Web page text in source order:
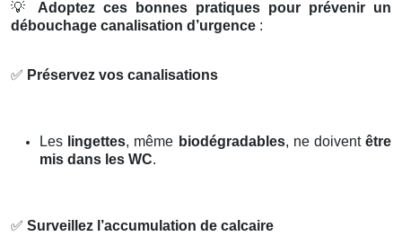
💡
Adoptez ces bonnes pratiques pour prévenir un
débouchage canalisation d’urgence :
✅ Préservez vos canalisations
Les lingettes, même biodégradables, ne doiventêtre
mis dans les WC.
✅ Surveillez l’accumulation de calcaire